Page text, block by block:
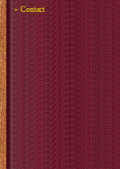
» Contact